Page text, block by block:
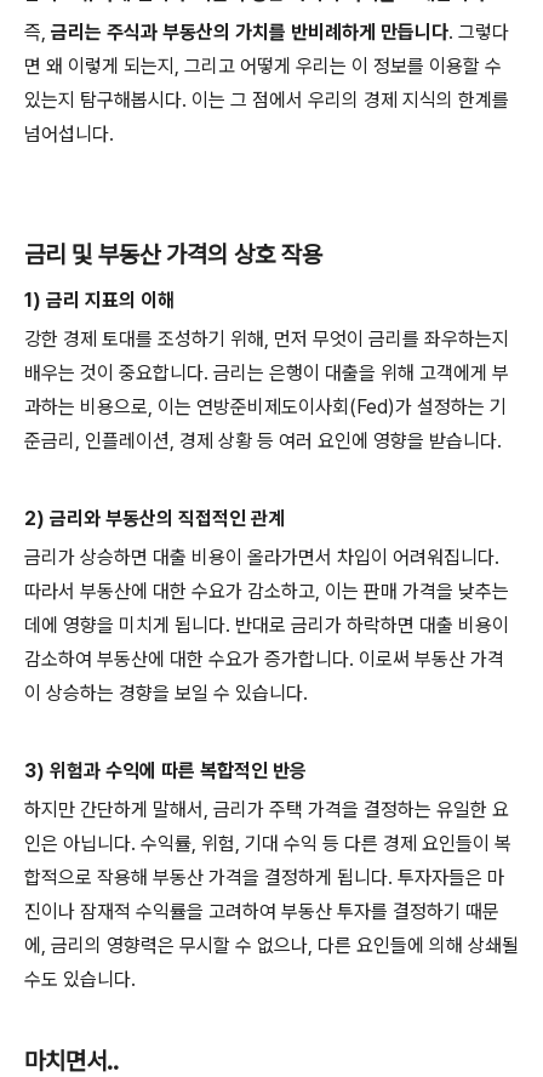
즉, 금리는 주식과 부동산의 가치를 반비례하게 만듭니다. 그렇다
면 왜 이렇게 되는지, 그리고 어떻게 우리는 이 정보를 이용할 수
있는지 탐구해봅시다. 이는 그 점에서 우리의 경제 지식의 한계를
넘어섭니다.
금리 및 부동산 가격의 상호 작용
1) 금리 지표의 이해
강한 경제 토대를 조성하기 위해, 먼저 무엇이 금리를 좌우하는지
배우는 것이 중요합니다. 금리는 은행이 대출을 위해 고객에게 부
과하는 비용으로, 이는 연방준비제도이사회(Fed)가 설정하는 기
준금리, 인플레이션, 경제 상황 등 여러 요인에 영향을 받습니다.
2) 금리와 부동산의 직접적인 관계
금리가 상승하면 대출 비용이 올라가면서 차입이 어려워집니다.
따라서 부동산에 대한 수요가 감소하고, 이는 판매 가격을 낮추는
데에 영향을 미치게 됩니다. 반대로 금리가 하락하면 대출 비용이
감소하여 부동산에 대한 수요가 증가합니다. 이로써 부동산 가격
이 상승하는 경향을 보일 수 있습니다.
3) 위험과 수익에 따른 복합적인 반응
하지만 간단하게 말해서, 금리가 주택 가격을 결정하는 유일한 요
인은 아닙니다. 수익률, 위험, 기대 수익 등 다른 경제 요인들이 복
합적으로 작용해 부동산 가격을 결정하게 됩니다. 투자자들은 마
진이나 잠재적 수익률을 고려하여 부동산 투자를 결정하기 때문
에, 금리의 영향력은 무시할 수 없으나, 다른 요인들에 의해 상쇄될
수도 있습니다.
마치면서..